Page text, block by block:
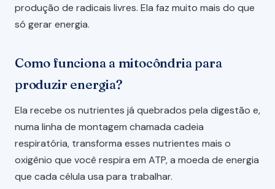
produção de radicais livres. Ela faz muito mais do que
só gerar energia.
Como funciona a mitocôndria para
produzir energia?
Ela recebe os nutrientes já quebrados pela digestão e,
numa linha de montagem chamada cadeia
respiratória, transforma esses nutrientes mais o
oxigênio que você respira em ATP, a moeda de energia
que cada célula usa para trabalhar.